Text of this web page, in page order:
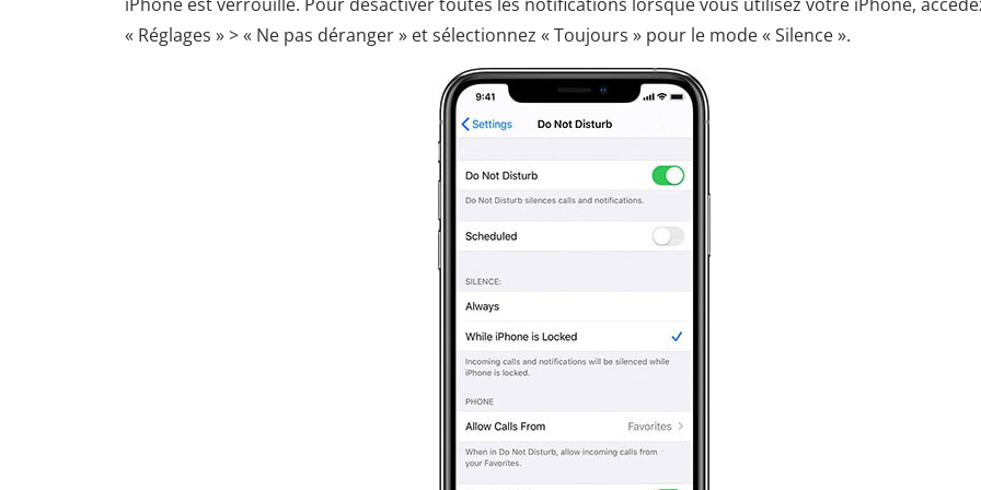
« Réglages » > « Ne pas déranger » et sélectionnez « Toujours » pour le mode « Silence ».